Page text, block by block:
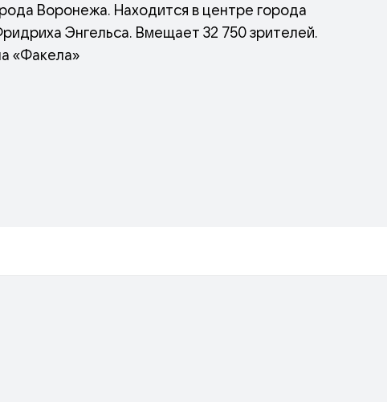
Воронежа. Находится в центре города
Энгельса. Вмещает 32 750 зрителей.
«Факела»